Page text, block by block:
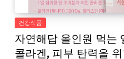
건강식품
자연해답 올인원 먹는
콜라겐, 피부 탄력을